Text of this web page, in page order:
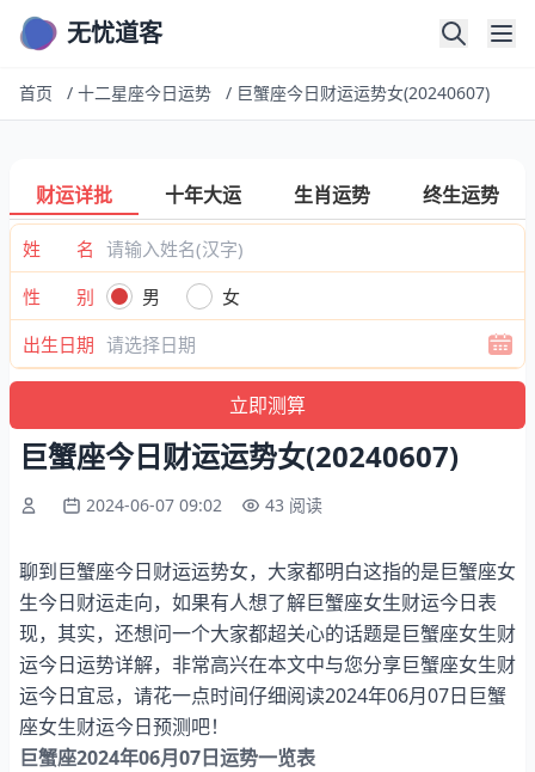
无忧道客
首页 / 十二星座今日运势 / 巨蟹座今日财运运势女(20240607)
财运详批 十年大运 生肖运势 终生运势
姓 名
性 别
男
女
出生日期
巨蟹座今日财运运势女(20240607)
2024-06-07 09:02 43 阅读
聊到巨蟹座今日财运运势女，大家都明白这指的是巨蟹座女
生今日财运走向，如果有人想了解巨蟹座女生财运今日表
现，其实，还想问一个大家都超关心的话题是巨蟹座女生财
运今日运势详解，非常高兴在本文中与您分享巨蟹座女生财
运今日宜忌，请花一点时间仔细阅读2024年06月07日巨蟹
座女生财运今日预测吧！
巨蟹座2024年06月07日运势一览表